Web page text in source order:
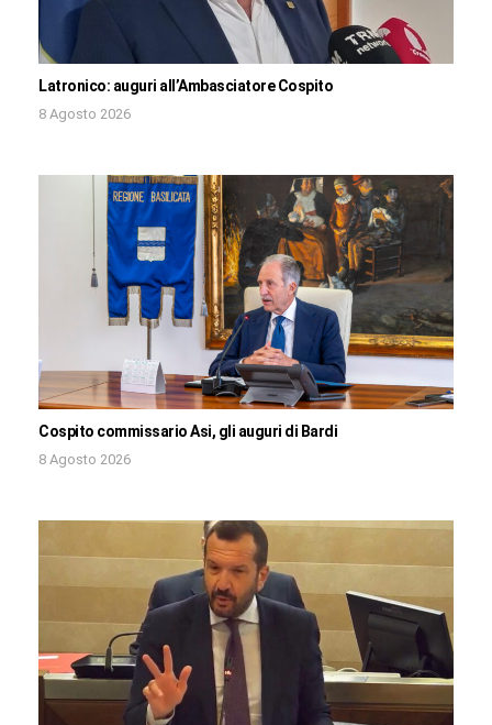
Latronico: auguri all’Ambasciatore Cospito
8 Agosto 2026
Cospito commissario Asi, gli auguri di Bardi
8 Agosto 2026